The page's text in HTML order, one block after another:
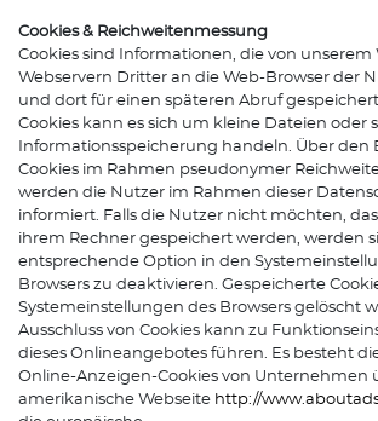
Cookies & Reichweitenmessung
Cookies sind Informationen, die von unserem
Webservern Dritter an die Web-Browser der
und dort für einen späteren Abruf
Cookies kann es sich um kleine Dateien oder
Informationsspeicherung handeln. Über den
Cookies im Rahmen pseudonymer
werden die Nutzer im Rahmen dieser
informiert. Falls die Nutzer nicht möchten,
ihrem Rechner gespeichert werden, werden
entsprechende Option in den
Browsers zu deaktivieren. Gespeicherte
Systemeinstellungen des Browsers gelöscht
Ausschluss von Cookies kann zu
dieses Onlineangebotes führen. Es besteht
Online-Anzeigen-Cookies von Unternehmen
amerikanische Webseite http://